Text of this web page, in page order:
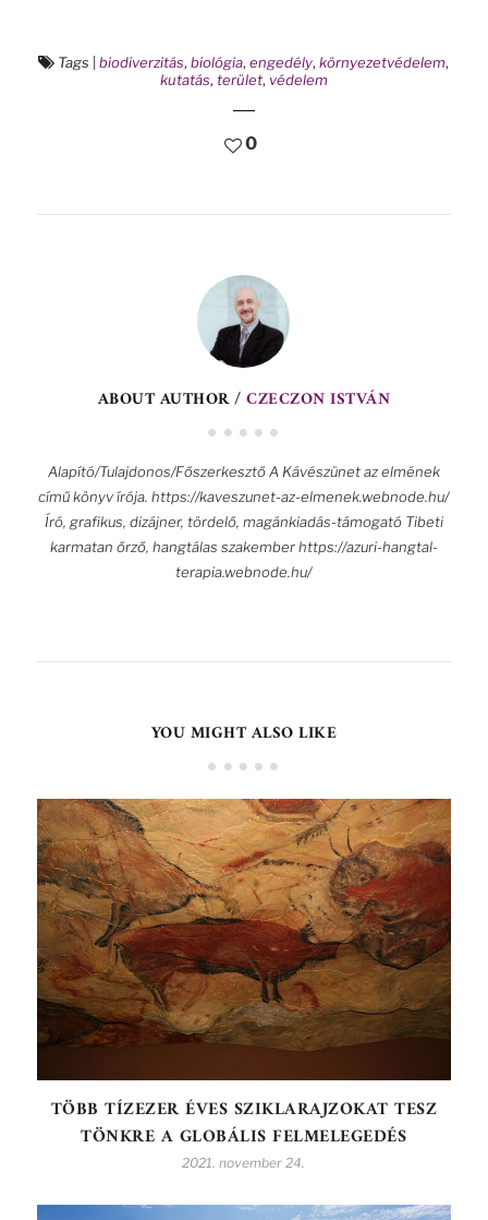
Tags |biodiverzitás,biológia,engedély,környezetvédelem,
kutatás, terület, védelem
0
ABOUT AUTHOR /CZECZON ISTVÁN
Alapító/Tulajdonos/Főszerkesztő A Kávészünet az elmének
című könyv írója. https://kaveszunet-az-elmenek.webnode.hu/
Író, grafikus, dizájner, tördelő, magánkiadás-támogató Tibeti
karmatan őrző, hangtálas szakember https://azuri-hangtal-
terapia.webnode.hu/
YOU MIGHT ALSO LIKE
TÖBB TÍZEZER ÉVES SZIKLARAJZOKAT TESZ
TÖNKRE A GLOBÁLIS FELMELEGEDÉS
2021. november 24.